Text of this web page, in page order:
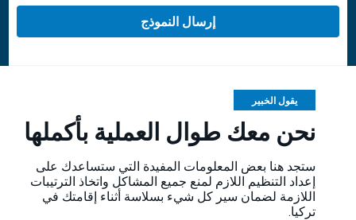
يقول الخبير
نحن معك طوال العملية بأكملها
ستجد هنا بعض المعلومات المفيدة التي ستساعدك على
إعداد التنظيم اللازم لمنع جميع المشاكل واتخاذ الترتيبات
اللازمة لضمان سير كل شيء بسلاسة أثناء إقامتك في
تركيا.